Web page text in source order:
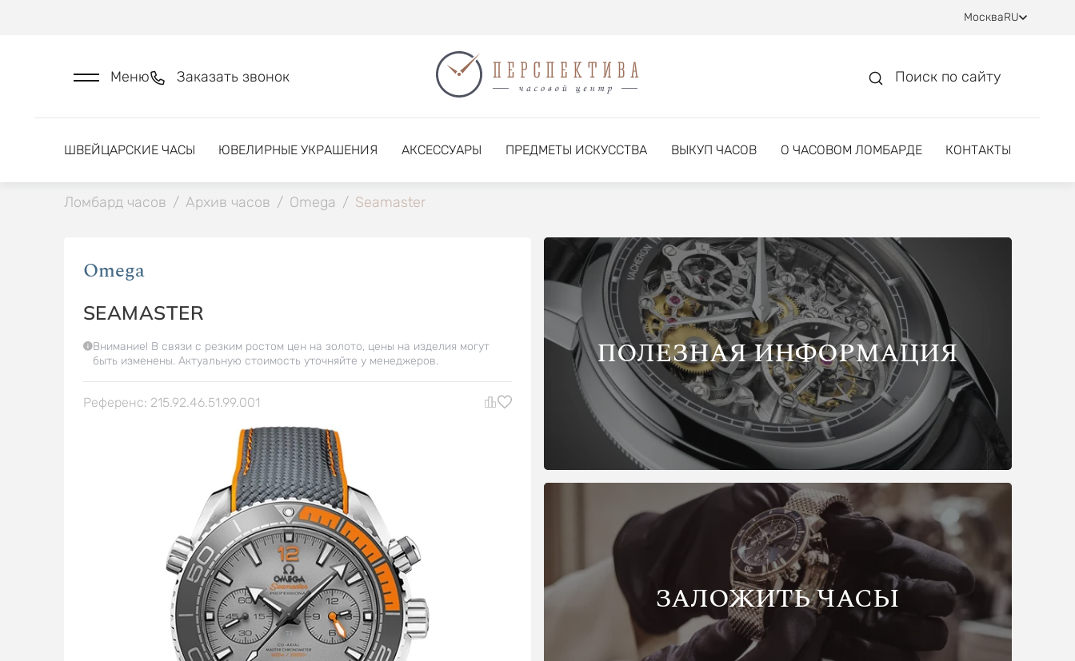
МоскваRU
Меню Заказать звонок Поиск по сайту
ШВЕЙЦАРСКИЕ ЧАСЫ ЮВЕЛИРНЫЕ УКРАШЕНИЯ АКСЕССУАРЫ ПРЕДМЕТЫ ИСКУССТВА ВЫКУП ЧАСОВ О ЧАСОВОМ ЛОМБАРДЕ КОНТАКТЫ
Ломбард часов / Архив часов / Omega / Seamaster
Omega
SEAMASTER
Внимание! В связи с резким ростом цен на золото, цены на изделия могут
быть изменены. Актуальную стоимость уточняйте у менеджеров.
Референс: 215.92.46.51.99.001
ПОЛЕЗНАЯ ИНФОРМАЦИЯ
ЗАЛОЖИТЬ ЧАСЫ